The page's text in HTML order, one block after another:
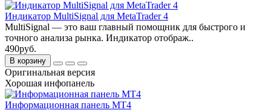
Индикатор MultiSignal для MetaTrader 4
MultiSignal — это ваш главный помощник для быстрого и
точного анализа рынка. Индикатор отображ..
490руб.
В корзину
Оригинальная версия
Хорошая инфопанель
Информационная панель MT4